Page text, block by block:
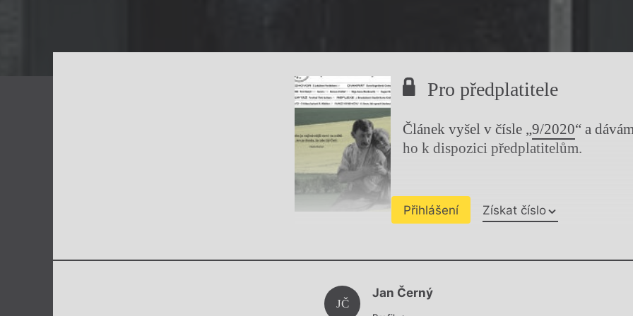
Pro předplatitele
Článek vyšel v čísle „9/2020“ a
ho k dispozici předplatitelům.
Přihlášení Získat číslo
Chviličku.
JČ
Jan Černý